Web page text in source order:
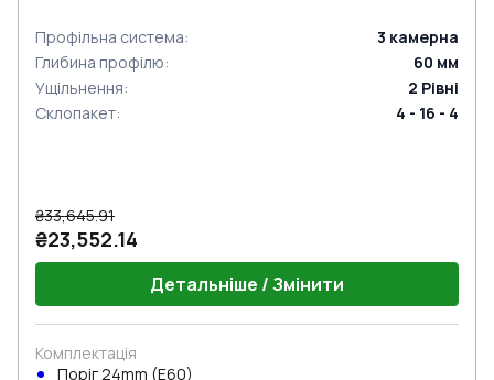
Профільна система: 3 камерна
Глибина профілю: 60 мм
Ущільнення: 2 Рівні
Склопакет: 4 - 16 - 4
₴33,645.91
₴23,552.14
Детальніше / Змінити
Комплектація
Поріг 24mm (E60)